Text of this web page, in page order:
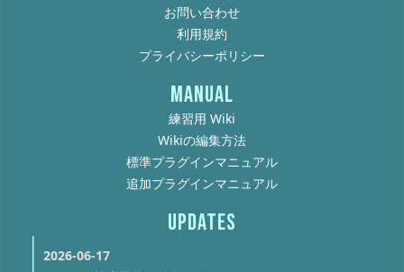
お問い合わせ
利用規約
プライバシーポリシー
MANUAL
練習用 Wiki
Wikiの編集方法
標準プラグインマニュアル
追加プラグインマニュアル
UPDATES
2026-06-17